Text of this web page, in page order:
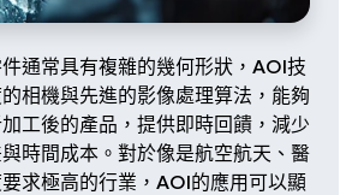
通常具有複雜的幾何形狀，AOI技
相機與先進的影像處理算法，能夠
工後的產品，提供即時回饋，減少
時間成本。對於像是航空航天、醫
求極高的行業，AOI的應用可以顯